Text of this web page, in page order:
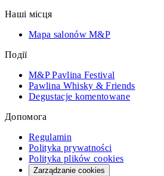
Наші місця
Mapa salonów M&P
Події
M&P Pavlina Festival
Pawlina Whisky & Friends
Degustacje komentowane
Допомога
Regulamin
Polityka prywatności
Polityka plików cookies
Zarządzanie cookies